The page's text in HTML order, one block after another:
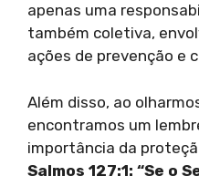
apenas uma
também coletiva,
ações de prevenção e
Além disso, ao
encontramos um
importância da
Salmos 127:1: “Se o